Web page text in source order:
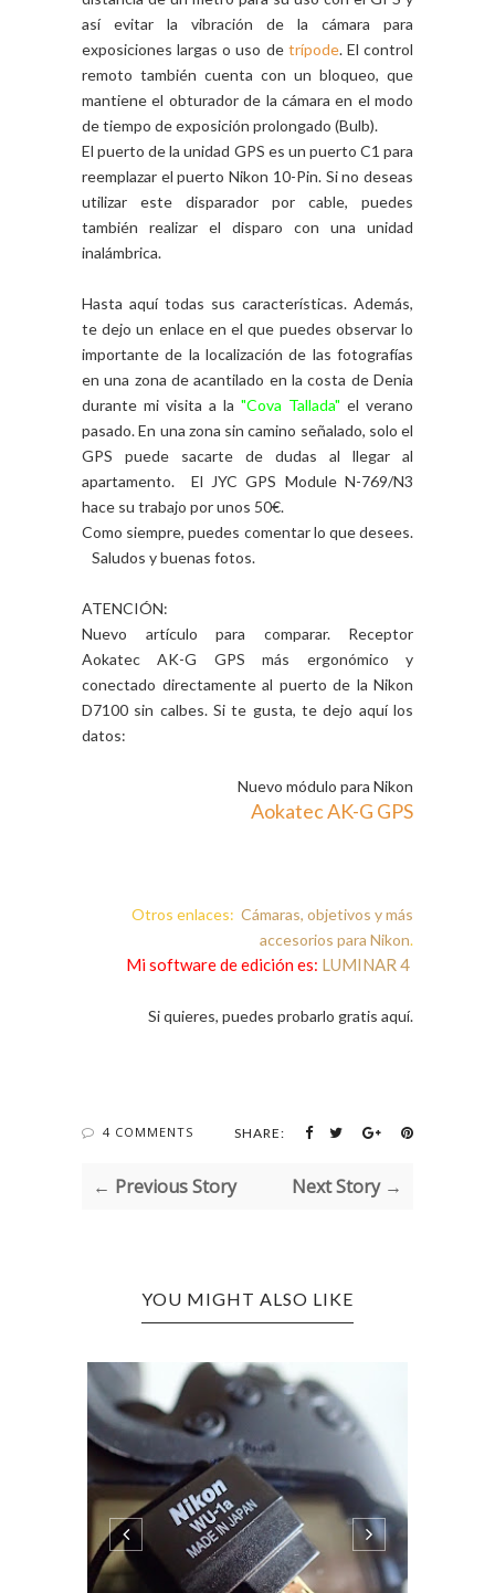
así evitar la vibración de la cámara para
exposiciones largas o uso de trípode. El control
remoto también cuenta con un bloqueo, que
mantiene el obturador de la cámara en el modo
de tiempo de exposición prolongado (Bulb).
El puerto de la unidad GPS es un puerto C1 para
reemplazar el puerto Nikon 10-Pin. Si no deseas
utilizar este disparador por cable, puedes
también realizar el disparo con una unidad
inalámbrica.
Hasta aquí todas sus características. Además,
te dejo un enlace en el que puedes observar lo
importante de la localización de las fotografías
en una zona de acantilado en la costa de Denia
durante mi visita a la "Cova Tallada" el verano
pasado. En una zona sin camino señalado, solo el
GPS puede sacarte de dudas al llegar al
apartamento. El JYC GPS Module N-769/N3
hace su trabajo por unos 50€.
Como siempre, puedes comentar lo que desees.
Saludos y buenas fotos.
ATENCIÓN:
Nuevo artículo para comparar. Receptor
Aokatec AK-G GPS más ergonómico y
conectado directamente al puerto de la Nikon
D7100 sin calbes. Si te gusta, te dejo aquí los
datos:
Nuevo módulo para Nikon
Aokatec AK-G GPS
Otros enlaces: Cámaras, objetivos y más
accesorios para Nikon.
Mi software de edición es: LUMINAR 4
Si quieres, puedes probarlo gratis aquí.
4 COMMENTS SHARE:
← Previous Story Next Story →
YOU MIGHT ALSO LIKE